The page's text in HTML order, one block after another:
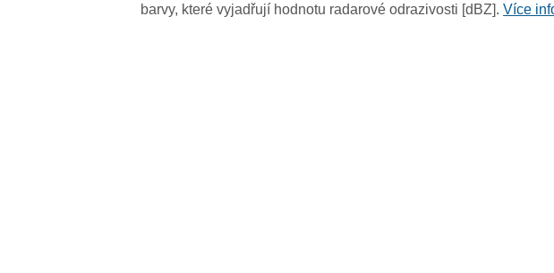
barvy, které vyjadřují hodnotu radarové odrazivosti [dBZ].Více